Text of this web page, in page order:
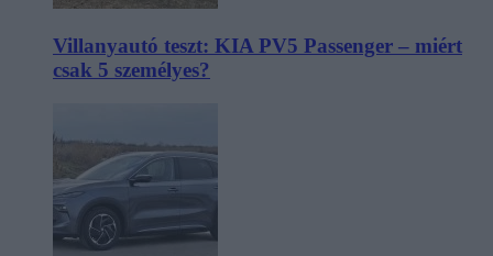
Villanyautó teszt: KIA PV5 Passenger – miért
csak 5 személyes?